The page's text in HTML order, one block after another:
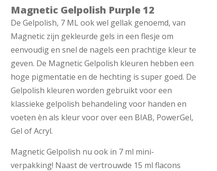
Magnetic Gelpolish Purple 12
De Gelpolish, 7 ML ook wel gellak genoemd, van
Magnetic zijn gekleurde gels in een flesje om
eenvoudig en snel de nagels een prachtige kleur te
geven. De Magnetic Gelpolish kleuren hebben een
hoge pigmentatie en de hechting is super goed. De
Gelpolish kleuren worden gebruikt voor een
klassieke gelpolish behandeling voor handen en
voeten èn als kleur voor over een BIAB, PowerGel,
Gel of Acryl.
Magnetic Gelpolish nu ook in 7 ml mini-
verpakking! Naast de vertrouwde 15 ml flacons